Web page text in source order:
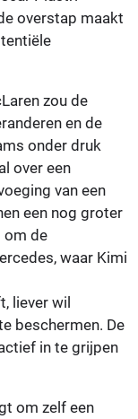
overstap maakt
zou de
en de
onder druk
over een
van een
een nog groter
om de
waar Kimi
liever wil
beschermen. De
in te grijpen
om zelf een